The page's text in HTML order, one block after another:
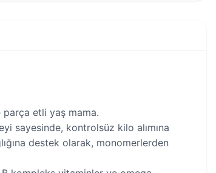
parça etli yaş mama.
sayesinde, kontrolsüz kilo alımına
destek olarak, monomerlerden